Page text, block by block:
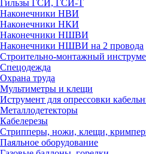
Гильзы ГСИ, ГСИ-Т
Наконечники НВИ
Наконечники НКИ
Наконечники НШВИ
Наконечники НШВИ на 2 провода
Строительно-монтажный
Спецодежда
Охрана труда
Мультиметры и клещи
Иструмент для опрессовки
Металлодетекторы
Кабелерезы
Стрипперы, ножи, клещи,
Паяльное оборудование